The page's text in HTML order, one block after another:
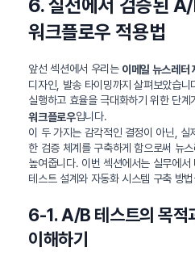
6. 실전에서 검증된
워크플로우 적용법
앞선 섹션에서 우리는 이메일 뉴스레터
디자인, 발송 타이밍까지 살펴보았습
실행하고 효율을 극대화하기 위한 단계
워크플로우입니다.
이 두 가지는 감각적인 결정이 아닌, 실
한 검증 체계를 구축하게 함으로써 뉴
높여줍니다. 이번 섹션에서는 실무에
테스트 설계와 자동화 시스템 구축 방
6-1. A/B 테스트의 목적
이해하기